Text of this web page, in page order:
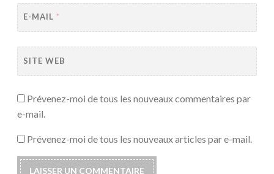
E-MAIL *
SITE WEB
Prévenez-moi de tous les nouveaux commentaires par
e-mail.
Prévenez-moi de tous les nouveaux articles par e-mail.